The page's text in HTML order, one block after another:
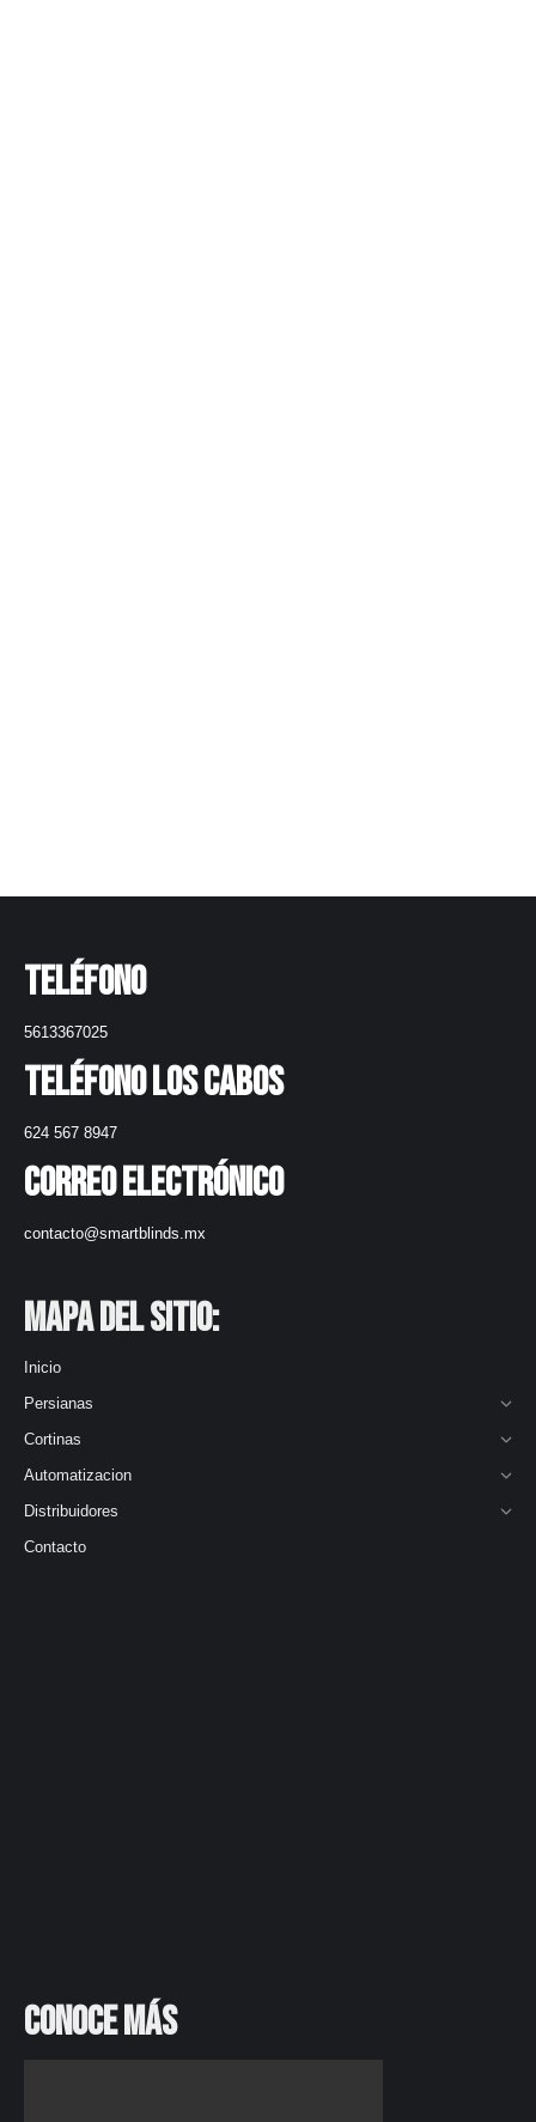
Teléfono
5613367025
Teléfono Los Cabos
624 567 8947
Correo electrónico
contacto@smartblinds.mx
Mapa del Sitio:
Inicio
Persianas
Cortinas
Automatizacion
Distribuidores
Contacto
Conoce más